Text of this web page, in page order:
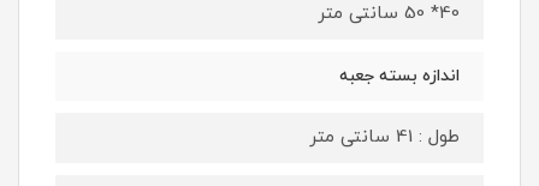
40* 50 سانتی متر
اندازه بسته جعبه
طول : 41 سانتی متر